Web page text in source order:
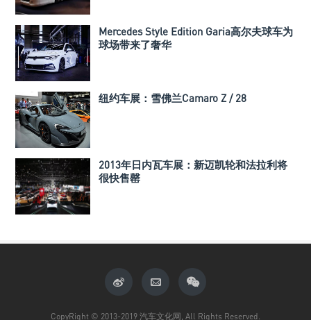
Mercedes Style Edition Garia高尔夫球车为
球场带来了奢华
纽约车展：雪佛兰Camaro Z / 28
2013年日内瓦车展：新迈凯轮和法拉利将
很快售罄
CopyRight © 2013-2019 汽车文化网, All Rights Reserved.